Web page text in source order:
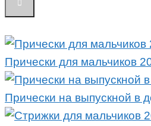
Прически для мальчиков
Прически на выпускной в